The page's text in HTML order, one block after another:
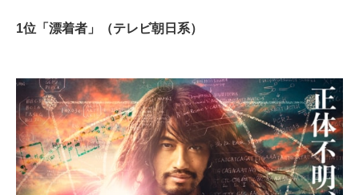
1位「漂着者」（テレビ朝日系）